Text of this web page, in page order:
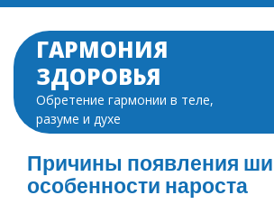
Перейти
содержимому
ГАРМОНИЯ
ЗДОРОВЬЯ
Обретение гармонии в теле,
разуме и духе
Причины появления
особенности нароста